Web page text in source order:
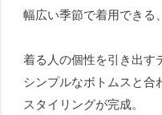
幅広い季節で着用できる
着る人の個性を引き出す
シンプルなボトムスと合
スタイリングが完成。